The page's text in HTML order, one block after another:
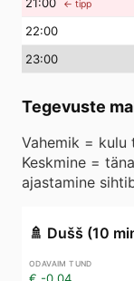
← tipp
22:00
23:00
Tegevuste
Vahemik = kulu
Keskmine =
ajastamine
🚿 Dušš (10